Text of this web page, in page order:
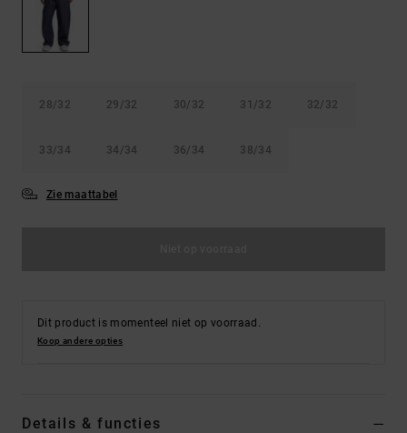
28/32 29/32 30/32 31/32 32/32
33/34 34/34 36/34 38/34
Zie maattabel
Dit product is momenteel niet op voorraad.
Koop andere opties
Details & functies